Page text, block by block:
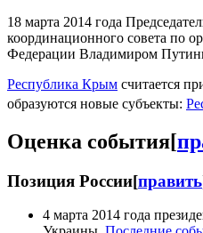
18 марта 2014 года
координационного совета по
Федерации Владимиром
Республика Крым считается
образуются новые субъекты:
Оценка события[
Позиция России[править
4 марта 2014 года